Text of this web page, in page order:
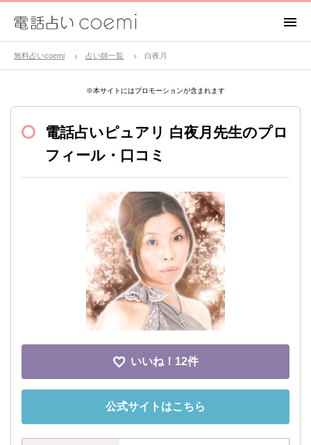
無料占いcoemi 占い師一覧 白夜月
※本サイトにはプロモーションが含まれます
電話占いピュアリ 白夜月先生のプロ
フィール・口コミ
いいね！ 12件
公式サイトはこちら